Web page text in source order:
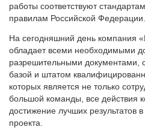
работы соответствуют
правилам Российской Федерации.
На сегодняшний день компания
обладает всеми необходимыми
разрешительными документами,
базой и штатом
которых является не только
большой команды, все действия
достижение лучших результатов
проекта.